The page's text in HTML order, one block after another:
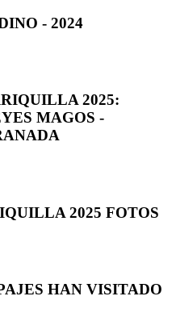
- 2024
2025:
MAGOS -
2025 FOTOS
HAN VISITADO